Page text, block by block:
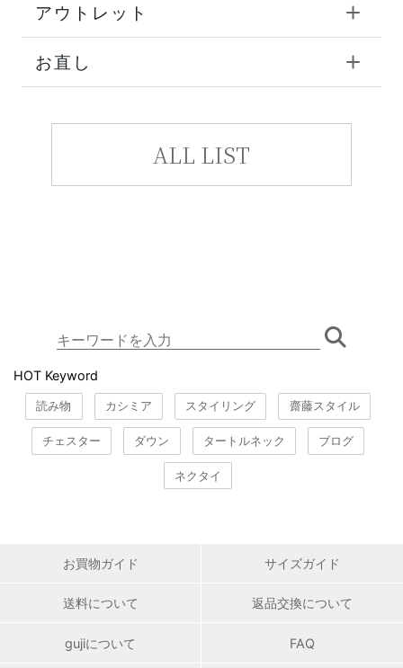
アウトレット
お直し
ALL LIST
HOT Keyword
読み物 カシミア スタイリング 齋藤スタイル
チェスター ダウン タートルネック ブログ
ネクタイ
お買物ガイド サイズガイド
送料について 返品交換について
gujiについて FAQ